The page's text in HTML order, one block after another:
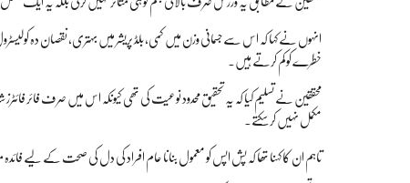
انہوں نے کہا کہ اس سے جسمانی وزن میں کمی، بلڈ پریشر میں بہتری، نقصان دہ
خطرے کو کم کرتے ہیں۔
مکمل نہیں کر سکتے۔
تاہم ان کا کہنا تھا کہ پش اپس کو معمول بنانا عام افراد کی دل کی صحت کے لیے